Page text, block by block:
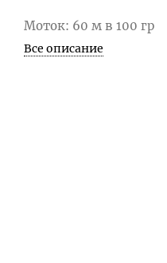
Моток: 60 м в 100 гр
Все описание